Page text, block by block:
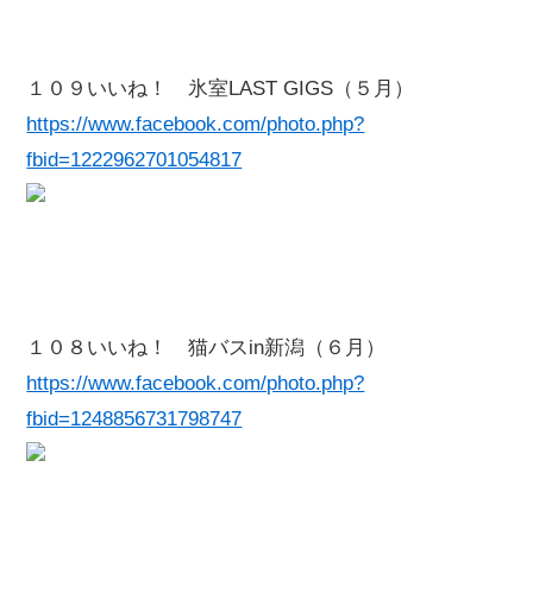
１０９いいね！ 氷室LAST GIGS（５月）
https://www.facebook.com/photo.php?
fbid=1222962701054817
１０８いいね！ 猫バスin新潟（６月）
https://www.facebook.com/photo.php?
fbid=1248856731798747